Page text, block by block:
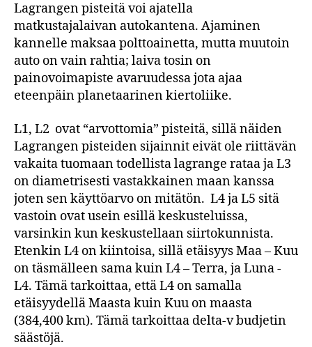
Lagrangen pisteitä voi ajatella
matkustajalaivan autokantena. Ajaminen
kannelle maksaa polttoainetta, mutta muutoin
auto on vain rahtia; laiva tosin on
painovoimapiste avaruudessa jota ajaa
eteenpäin planetaarinen kiertoliike.
L1, L2 ovat “arvottomia” pisteitä, sillä näiden
Lagrangen pisteiden sijainnit eivät ole riittävän
vakaita tuomaan todellista lagrange rataa ja L3
on diametrisesti vastakkainen maan kanssa
joten sen käyttöarvo on mitätön. L4 ja L5 sitä
vastoin ovat usein esillä keskusteluissa,
varsinkin kun keskustellaan siirtokunnista.
Etenkin L4 on kiintoisa, sillä etäisyys Maa – Kuu
on täsmälleen sama kuin L4 – Terra, ja Luna -
L4. Tämä tarkoittaa, että L4 on samalla
etäisyydellä Maasta kuin Kuu on maasta
(384,400 km). Tämä tarkoittaa delta-v budjetin
säästöjä.